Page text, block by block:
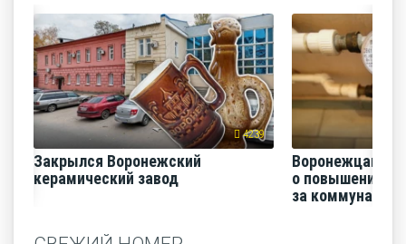
4239
Закрылся Воронежский
керамический завод
Воронежцам
о повышении
за